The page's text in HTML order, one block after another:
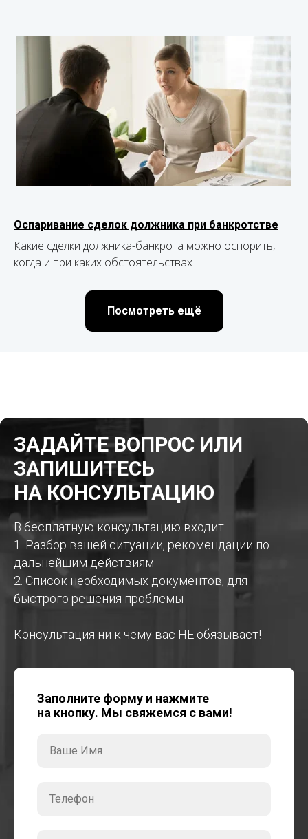
Оспаривание сделок должника при банкротстве
Какие сделки должника-банкрота можно оспорить,
когда и при каких обстоятельствах
Посмотреть ещё
ЗАДАЙТЕ ВОПРОС ИЛИ
ЗАПИШИТЕСЬ
НА КОНСУЛЬТАЦИЮ
В бесплатную консультацию входит:
1. Разбор вашей ситуации, рекомендации по
дальнейшим действиям
2. Список необходимых документов, для
быстрого решения проблемы
Консультация ни к чему вас НЕ обязывает!
Заполните форму и нажмите
на кнопку. Мы свяжемся с вами!
Ваше Имя
Телефон